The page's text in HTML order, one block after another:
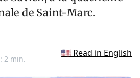
de Saint-Marc.
2 min.
🇺🇸 Read in English